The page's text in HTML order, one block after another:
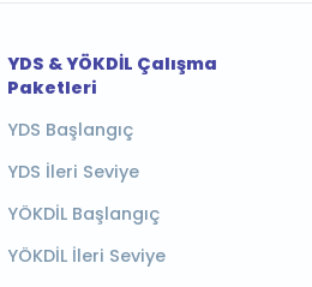
YDS & YÖKDİL Çalışma
Paketleri
YDS Başlangıç
YDS İleri Seviye
YÖKDİL Başlangıç
YÖKDİL İleri Seviye